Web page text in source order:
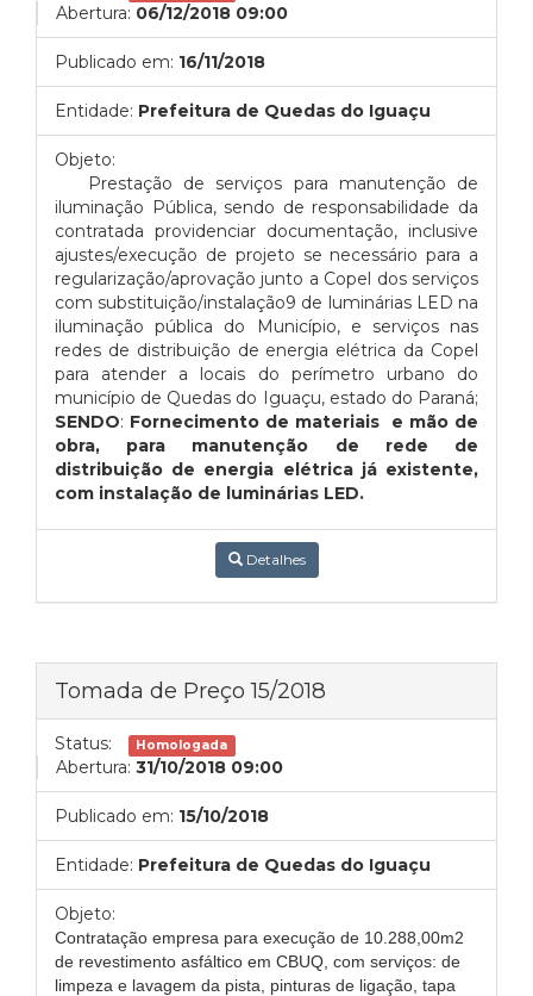
Abertura: 06/12/2018 09:00
Publicado em: 16/11/2018
Entidade: Prefeitura de Quedas do Iguaçu
Objeto:
Prestação de serviços para manutenção de
iluminação Pública, sendo de responsabilidade da
contratada providenciar documentação, inclusive
ajustes/execução de projeto se necessário para a
regularização/aprovação junto a Copel dos serviços
com substituição/instalação9 de luminárias LED na
iluminação pública do Município, e serviços nas
redes de distribuição de energia elétrica da Copel
para atender a locais do perímetro urbano do
município de Quedas do Iguaçu, estado do Paraná;
SENDO: Fornecimento de materiais e mão de
obra, para manutenção de rede de
distribuição de energia elétrica já existente,
com instalação de luminárias LED.
Detalhes
Tomada de Preço 15/2018
Status: Homologada
Abertura: 31/10/2018 09:00
Publicado em: 15/10/2018
Entidade: Prefeitura de Quedas do Iguaçu
Objeto:
Contratação empresa para execução de 10.288,00m2
de revestimento asfáltico em CBUQ, com serviços: de
limpeza e lavagem da pista, pinturas de ligação, tapa